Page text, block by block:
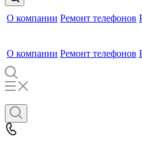
О компании Ремонт телефонов
О компании Ремонт телефонов